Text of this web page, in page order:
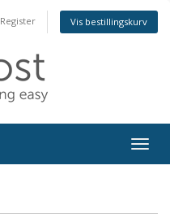
Register Vis bestillingskurv